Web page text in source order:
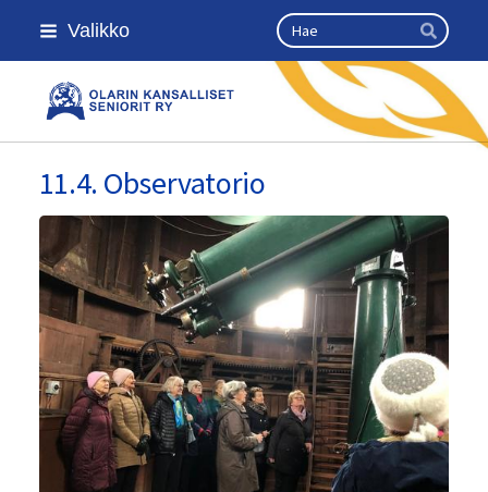
Siirry
sivun
Valikko Haku
Hae
Olarin kansalliset seniorit ry
11.4. Observatorio